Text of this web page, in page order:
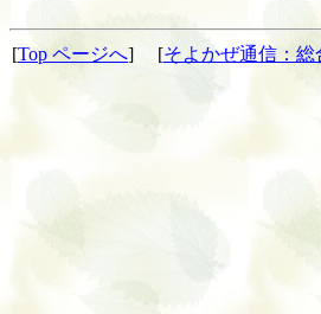
[Top ページへ] [そよかぜ通信：総